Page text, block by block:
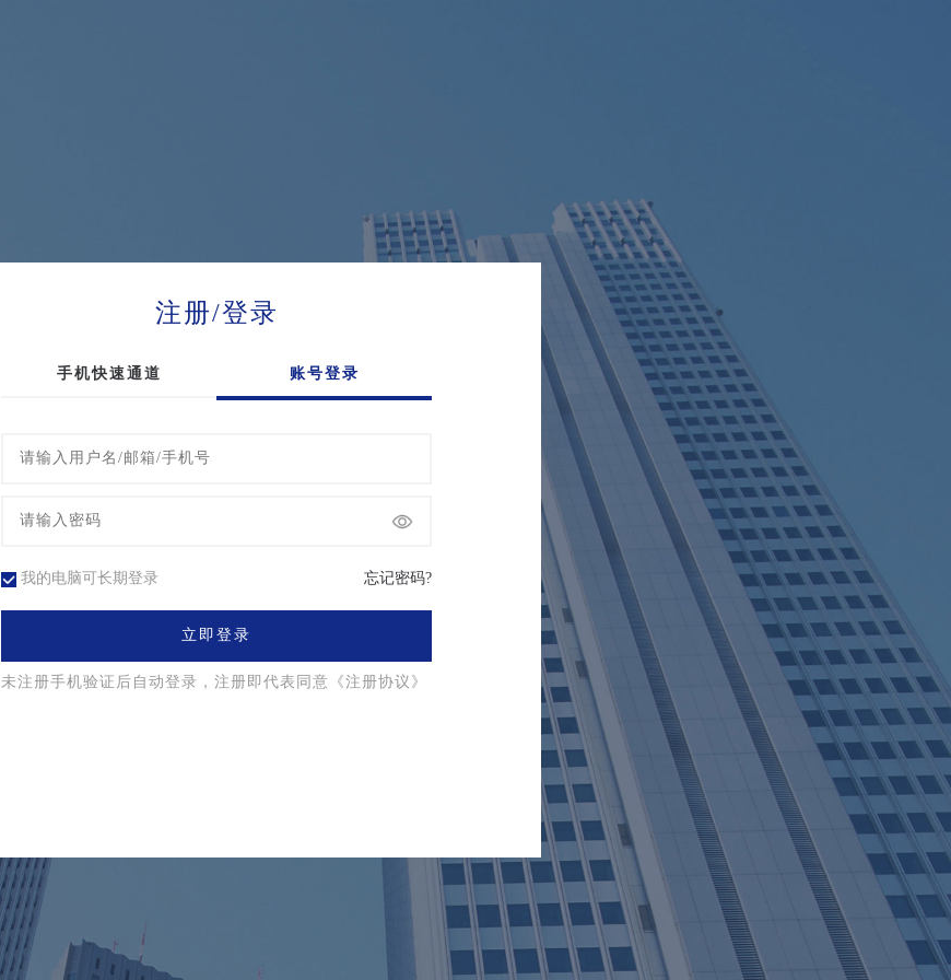
注册/登录
手机快速通道 账号登录
我的电脑可长期登录 忘记密码?
立即登录
未注册手机验证后自动登录，注册即代表同意 《注册协议》